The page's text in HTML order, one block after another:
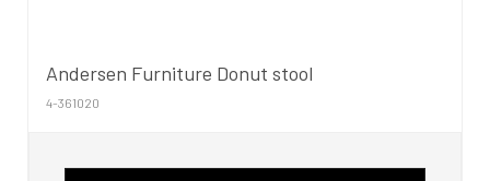
Andersen Furniture Donut stool
4-361020